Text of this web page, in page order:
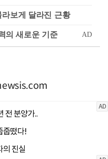
보게 달라진 근황